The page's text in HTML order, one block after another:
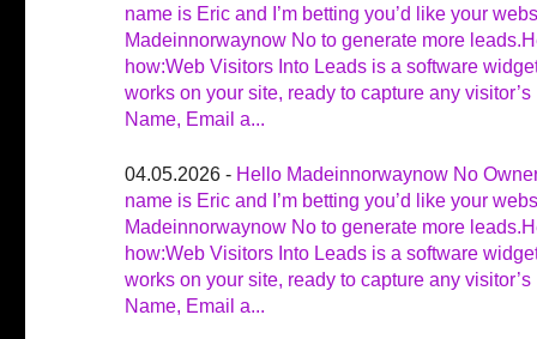
name is Eric and I’m betting you’d like your
Madeinnorwaynow No to generate more
how:Web Visitors Into Leads is a software
works on your site, ready to capture any visitor’s
Name, Email a...
04.05.2026 - Hello Madeinnorwaynow No
name is Eric and I’m betting you’d like your
Madeinnorwaynow No to generate more
how:Web Visitors Into Leads is a software
works on your site, ready to capture any visitor’s
Name, Email a...